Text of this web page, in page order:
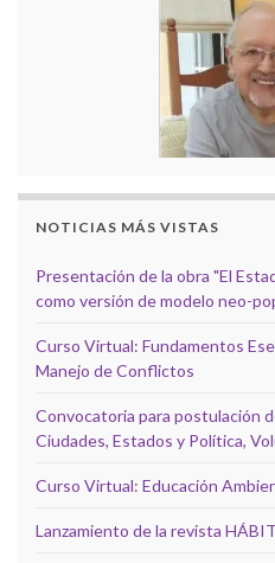
NOTICIAS MÁS VISTAS
Presentación de la obra "El
como versión de modelo neo-
Curso Virtual: Fundamentos
Manejo de Conflictos
Convocatoria para postulación
Ciudades, Estados y Política,
Curso Virtual: Educación
Lanzamiento de la revista